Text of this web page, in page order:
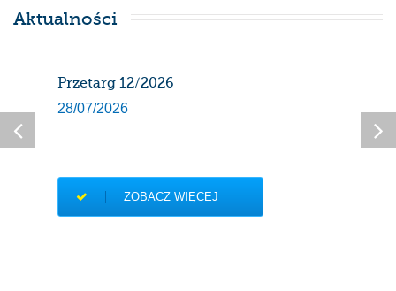
Aktualności
Przetarg 12/2026
28/07/2026
ZOBACZ WIĘCEJ
27/